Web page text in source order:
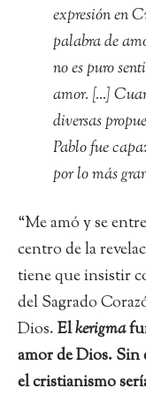
expresión en
palabra de
no es puro
amor. […]
diversas
Pablo fue
por lo más
“Me amó y se
centro de la
tiene que insistir
del Sagrado
Dios.Elkerigma
amor de Dios. Sin
el cristianismo